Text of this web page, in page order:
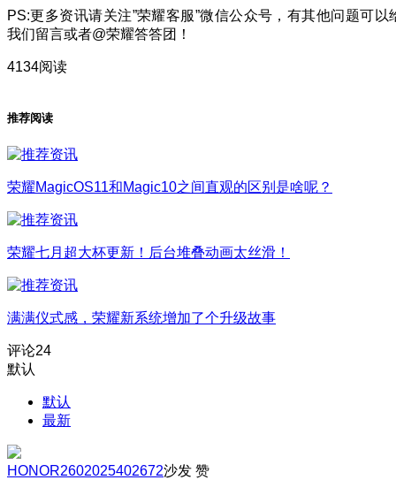
PS:更多资讯请关注”荣耀客服”微信公众号，有其他问题可以
我们留言或者@荣耀答答团！
4134阅读
推荐阅读
荣耀MagicOS11和Magic10之间直观的区别是啥呢？
荣耀七月超大杯更新！后台堆叠动画太丝滑！
满满仪式感，荣耀新系统增加了个升级故事
评论24
默认
默认
最新
HONOR2602025402672沙发 赞